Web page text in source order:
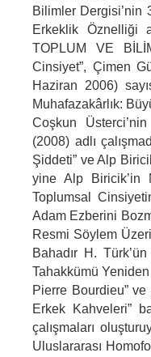
Bilimler Dergisi’nin
Erkeklik Öznelliği
TOPLUM VE
Cinsiyet”, Çimen
Haziran 2006)
Muhafazakârlık:
Coşkun
(2008) adlı
Şiddeti” ve Alp
yine Alp Biricik’in
Toplumsal
Adam Ezberini
Resmi Söylem
Bahadır H.
Tahakkümü
Pierre Bourdieu” ve
Erkek Kahveleri”
çalışmaları
Uluslararası